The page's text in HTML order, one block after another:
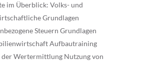
im Überblick: Volks- und
Grundlagen
Steuern Grundlagen
Aufbautraining
Wertermittlung Nutzung von